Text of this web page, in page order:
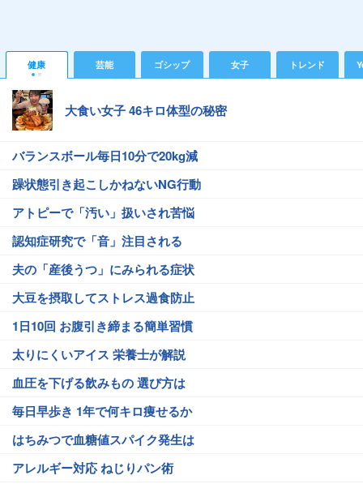
健康 芸能 ゴシップ 女子 トレンド
大食い女子 46キロ体型の秘密
バランスボール毎日10分で20kg減
躁状態引き起こしかねないNG行動
アトピーで「汚い」扱いされ苦悩
認知症研究で「音」注目される
夫の「産後うつ」にみられる症状
大豆を摂取してストレス過食防止
1日10回 お腹引き締まる簡単習慣
太りにくいアイス 栄養士が解説
血圧を下げる飲みもの 選び方は
毎日早歩き 1年で何キロ痩せるか
はちみつで血糖値スパイク発生は
アレルギー対応 ねじりパン術